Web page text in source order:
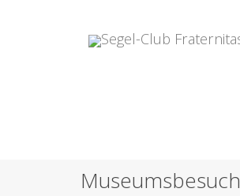
Museumsbesuch